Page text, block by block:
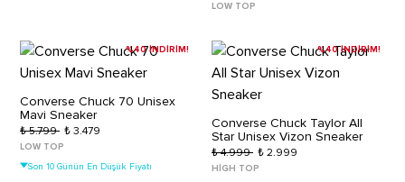
LOW TOP
%40 İNDİRİM!
Converse Chuck 70 Unisex
Mavi Sneaker
₺ 5.799 ₺ 3.479
LOW TOP
Son 10 Günün En Düşük Fiyatı
%40 İNDİRİM!
Converse Chuck Taylor All
Star Unisex Vizon Sneaker
₺ 4.999 ₺ 2.999
HIGH TOP